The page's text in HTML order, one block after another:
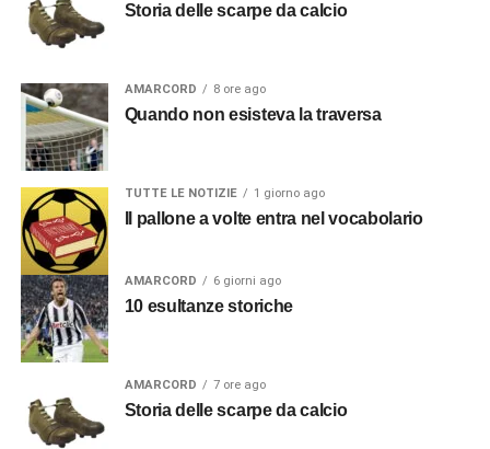
Storia delle scarpe da calcio
AMARCORD 8 ore ago
Quando non esisteva la traversa
TUTTE LE NOTIZIE 1 giorno ago
Il pallone a volte entra nel vocabolario
AMARCORD 6 giorni ago
10 esultanze storiche
AMARCORD 7 ore ago
Storia delle scarpe da calcio